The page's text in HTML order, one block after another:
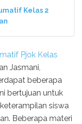
Kelas 2
Pjok Kelas
Jasmani,
beberapa
bertujuan untuk
siswa
Beberapa materi